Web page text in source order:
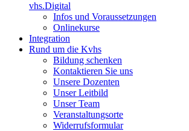
vhs.Digital
Infos und Voraussetzungen
Onlinekurse
Integration
Rund um die Kvhs
Bildung schenken
Kontaktieren Sie uns
Unsere Dozenten
Unser Leitbild
Unser Team
Veranstaltungsorte
Widerrufsformular